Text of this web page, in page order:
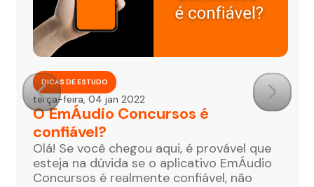
DICAS DE ESTUDO
terça-feira, 04 jan 2022
O EmÁudio Concursos é
confiável?
Olá! Se você chegou aqui, é provável que
esteja na dúvida se o aplicativo EmÁudio
Concursos é realmente confiável, não